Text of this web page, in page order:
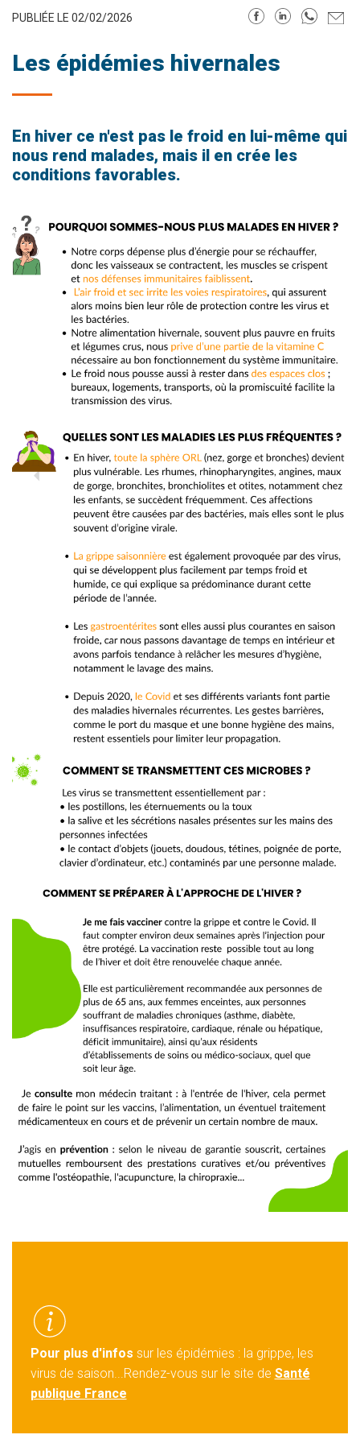
PUBLIÉE LE 02/02/2026
Les épidémies hivernales
En hiver ce n'est pas le froid en lui-même qui
nous rend malades, mais il en crée les
conditions favorables.
Pour plus d'infos sur les épidémies : la grippe, les
virus de saison...Rendez-vous sur le site de Santé
publique France